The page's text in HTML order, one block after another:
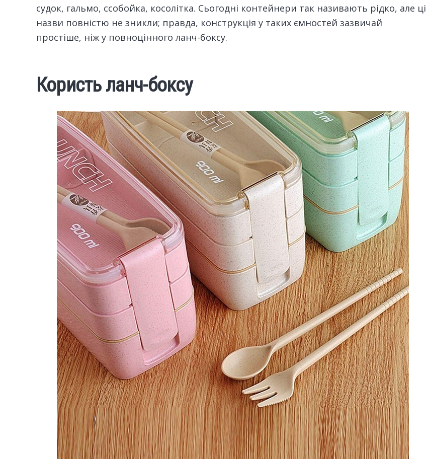
судок, гальмо, ссобойка, косолітка. Сьогодні контейнери так називають рідко, але ці
назви повністю не зникли; правда, конструкція у таких ємностей зазвичай
простіше, ніж у повноцінного ланч-боксу.
Користь ланч-боксу